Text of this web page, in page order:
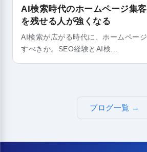
AI検索時代のホームページ集
を残せる人が強くなる
AI検索が広がる時代に、ホームペー
すべきか。SEO経験とAI検...
ブログ一覧 →